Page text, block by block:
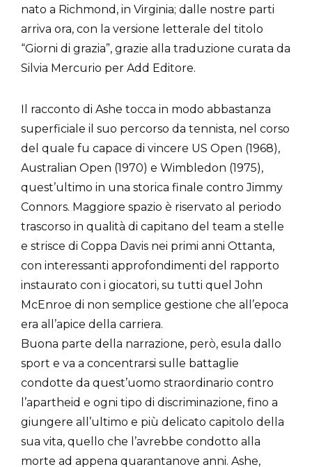
nato a Richmond, in Virginia; dalle nostre parti
arriva ora, con la versione letterale del titolo
“Giorni di grazia”, grazie alla traduzione curata da
Silvia Mercurio per Add Editore.
Il racconto di Ashe tocca in modo abbastanza
superficiale il suo percorso da tennista, nel corso
del quale fu capace di vincere US Open (1968),
Australian Open (1970) e Wimbledon (1975),
quest’ultimo in una storica finale contro Jimmy
Connors. Maggiore spazio è riservato al periodo
trascorso in qualità di capitano del team a stelle
e strisce di Coppa Davis nei primi anni Ottanta,
con interessanti approfondimenti del rapporto
instaurato con i giocatori, su tutti quel John
McEnroe di non semplice gestione che all’epoca
era all’apice della carriera.
Buona parte della narrazione, però, esula dallo
sport e va a concentrarsi sulle battaglie
condotte da quest’uomo straordinario contro
l’apartheid e ogni tipo di discriminazione, fino a
giungere all’ultimo e più delicato capitolo della
sua vita, quello che l’avrebbe condotto alla
morte ad appena quarantanove anni. Ashe,